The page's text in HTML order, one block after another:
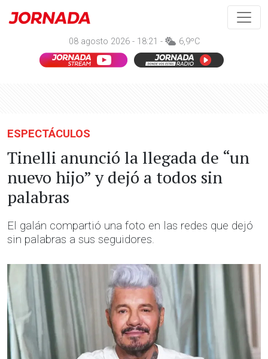
08 agosto 2026 - 18:21 - 6,9ºC
ESPECTÁCULOS
Tinelli anunció la llegada de “un
nuevo hijo” y dejó a todos sin
palabras
El galán compartió una foto en las redes que dejó
sin palabras a sus seguidores.